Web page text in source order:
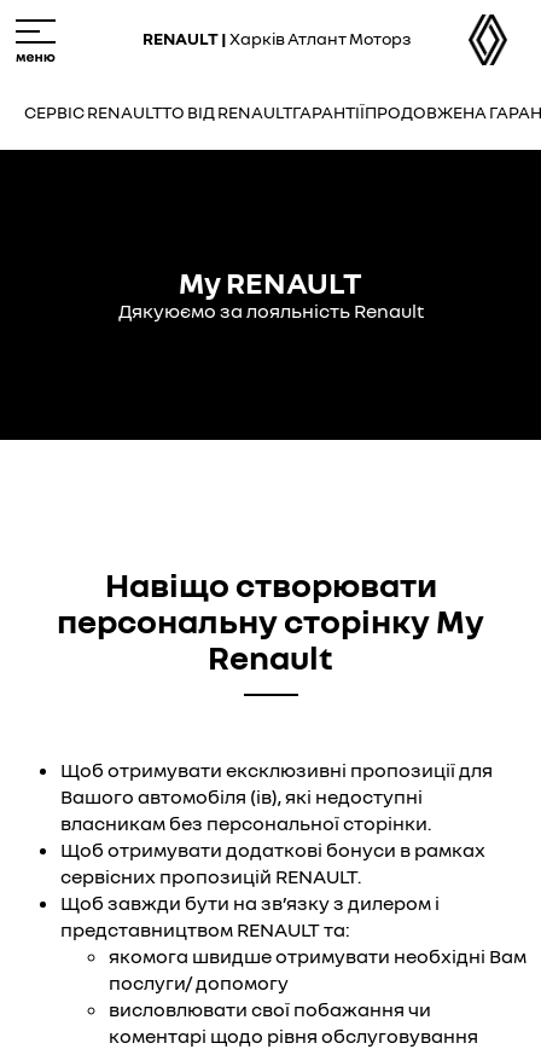
to
main
RENAULT |Харків Атлант Моторз
СЕРВІС RENAULTТО ВІД RENAULTГАРАНТІЇПРОДОВЖЕНА
My RENAULT
Дякуюємо за лояльність Renault
Навіщо створювати
персональну сторінку My
Renault
Щоб отримувати ексклюзивні пропозиції для
Вашого автомобіля (ів), які недоступні
власникам без персональної сторінки.
Щоб отримувати додаткові бонуси в рамках
сервісних пропозицій RENAULT.
Щоб завжди бути на зв’язку з дилером і
представництвом RENAULT та:
якомога швидше отримувати необхідні Вам
послуги/ допомогу
висловлювати свої побажання чи
коментарі щодо рівня обслуговування